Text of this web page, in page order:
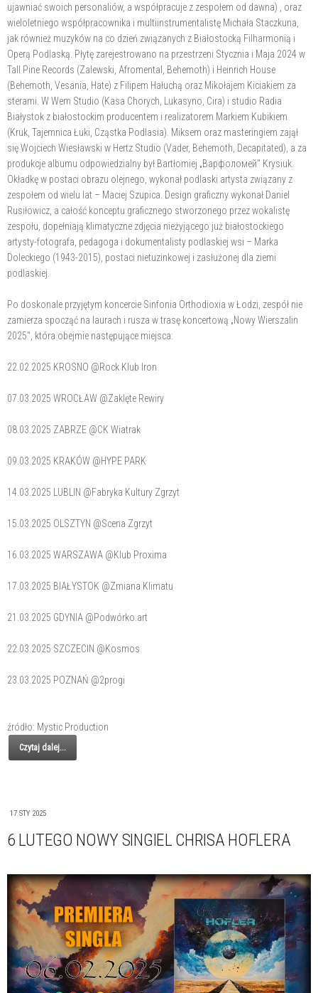
ujawniać swoich personaliów, a współpracuje z zespołem od dawna) , oraz
wieloletniego współpracownika i multiinstrumentalistę Michała Staczkuna,
jak również muzyków na co dzień związanych z Białostocką Filharmonią i
Operą Podlaską. Płytę zarejestrowano na przestrzeni Stycznia i Maja 2024 w
Tall Pine Records (Zalewski, Afromental, Behemoth) i Heinrich House
(Behemoth, Vesania, Hate) z Filipem Hałuchą oraz Mikołajem Kiciakiem za
sterami. W Wem Studio (Kasa Chorych, Lukasyno, Cira) i studio Radia
Białystok z białostockim producentem i realizatorem Markiem Kubikiem
(Kruk, Tajemnica Łuki, Cząstka Podlasia). Miksem oraz masteringiem zajął
się Wojciech Wiesławski w Hertz Studio (Vader, Behemoth, Decapitated), a za
produkcje albumu odpowiedzialny był Bartłomiej „Варфоломей" Krysiuk.
Okładkę w postaci obrazu olejnego, wykonał podlaski artysta związany z
zespołem od wielu lat – Maciej Szupica. Design graficzny wykonał Daniel
Rusiłowicz, a całość konceptu graficznego stworzonego przez wokalistę
zespołu, dopełniają klimatyczne zdjęcia nieżyjącego już białostockiego
artysty-fotografa, pedagoga i dokumentalisty podlaskiej wsi – Marka
Doleckiego (1943-2015), postaci nietuzinkowej i zasłużonej dla ziemi
podlaskiej.
Po doskonale przyjętym koncercie Sinfonia Orthodioxia w Łodzi, zespół nie
zamierza spocząć na laurach i rusza w trasę koncertową „Nowy Wierszalin
2025", która obejmie następujące miejsca:
22.02.2025 KROSNO @Rock Klub Iron
07.03.2025 WROCŁAW @Zaklęte Rewiry
08.03.2025 ZABRZE @CK Wiatrak
09.03.2025 KRAKÓW @HYPE PARK
14.03.2025 LUBLIN @Fabryka Kultury Zgrzyt
15.03.2025 OLSZTYN @Scena Zgrzyt
16.03.2025 WARSZAWA @Klub Proxima
17.03.2025 BIAŁYSTOK @Zmiana Klimatu
21.03.2025 GDYNIA @Podwórko.art
22.03.2025 SZCZECIN @Kosmos
23.03.2025 POZNAŃ @2progi
źródło: Mystic Production
Czytaj dalej...
17 STY 2025
6 LUTEGO NOWY SINGIEL CHRISA HOFLERA